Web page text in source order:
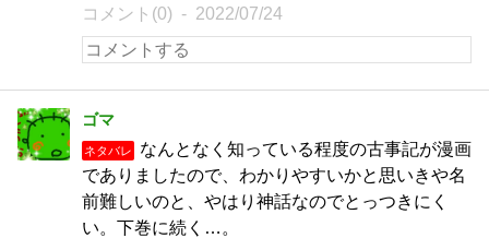
コメント(0) 2022/07/24
ゴマ
ネタバレ
なんとなく知っている程度の古事記が漫画
でありましたので、わかりやすいかと思いきや名
前難しいのと、やはり神話なのでとっつきにく
い。下巻に続く…。